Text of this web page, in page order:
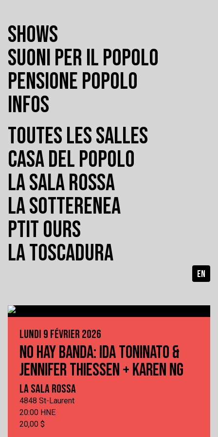
SHOWS
SUONI PER IL POPOLO
PENSIONE POPOLO
INFOS
TOUTES LES SALLES
CASA DEL POPOLO
LA SALA ROSSA
LA SOTTERENEA
PTIT OURS
LA TOSCADURA
EN
LUNDI 9 FÉVRIER 2026
NO HAY BANDA: IDA TONINATO &
JENNIFER THIESSEN + KAREN NG
LA SALA ROSSA
4848 St-Laurent
20:00 HNE
20,00 $